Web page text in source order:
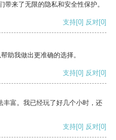
来了无限的隐私和安全性保护。
支持[0] 反对[0]
助我做出更准确的选择。
支持[0] 反对[0]
丰富。我已经玩了好几个小时，还
支持[0] 反对[0]